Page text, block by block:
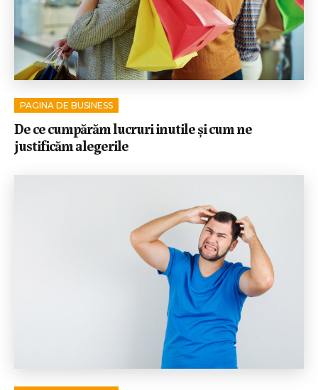
PAGINA DE BUSINESS
De ce cumpărăm lucruri inutile și cum ne
justificăm alegerile